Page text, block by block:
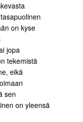
on kyse
jopa
tekemistä
eikä
sen
on yleensä